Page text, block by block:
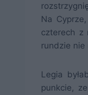
Na
czterech z
rundzie nie
Legia
punkcie,